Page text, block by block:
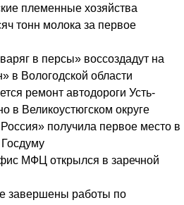
племенные хозяйства
тонн молока за первое
в персы» воссоздадут на
в Вологодской области
ремонт автодороги Усть-
в Великоустюгском округе
получила первое место в
МФЦ открылся в заречной
завершены работы по